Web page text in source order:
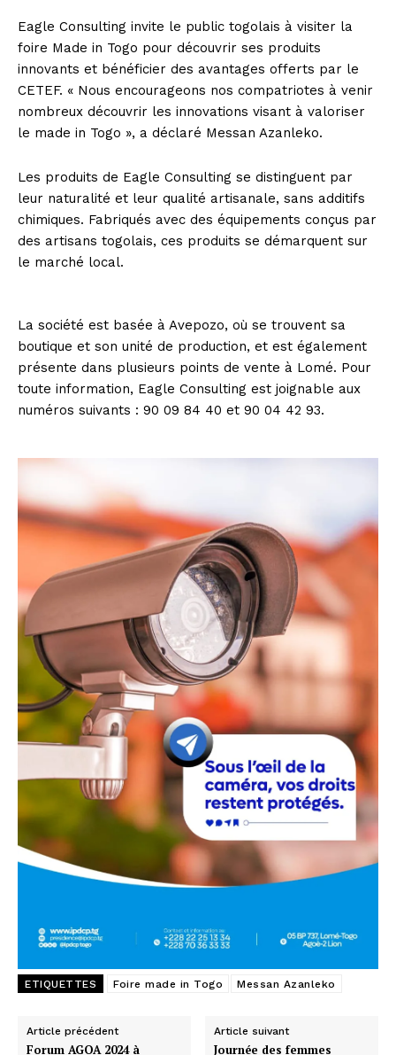
Eagle Consulting invite le public togolais à visiter la
foire Made in Togo pour découvrir ses produits
innovants et bénéficier des avantages offerts par le
CETEF. « Nous encourageons nos compatriotes à venir
nombreux découvrir les innovations visant à valoriser
le made in Togo », a déclaré Messan Azanleko.
Les produits de Eagle Consulting se distinguent par
leur naturalité et leur qualité artisanale, sans additifs
chimiques. Fabriqués avec des équipements conçus par
des artisans togolais, ces produits se démarquent sur
le marché local.
La société est basée à Avepozo, où se trouvent sa
boutique et son unité de production, et est également
présente dans plusieurs points de vente à Lomé. Pour
toute information, Eagle Consulting est joignable aux
numéros suivants : 90 09 84 40 et 90 04 42 93.
ETIQUETTES Foire made in Togo Messan Azanleko
Article précédent
Forum AGOA 2024 à
Article suivant
Journée des femmes